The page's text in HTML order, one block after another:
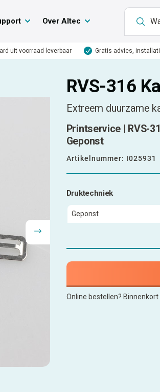
Over Altec
uit voorraad leverbaar Gratis advies,
RVS-316
Extreem duurzame
Printservice | RVS-
Geponst
Artikelnummer: I025931
Druktechniek
Online bestellen? Binnenkort